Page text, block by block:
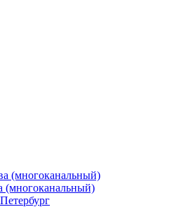
(многоканальный)
(многоканальный)